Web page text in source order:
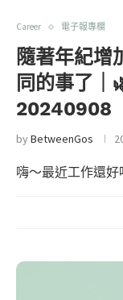
Career 電子報專欄
隨著年紀增
同的事了｜
20240908
byBetweenGos
嗨～最近工作還